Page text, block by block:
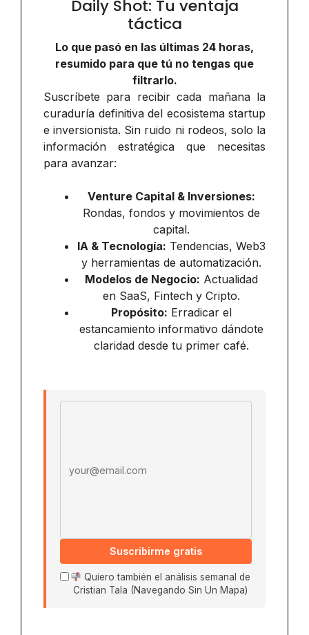
Daily Shot: Tu ventaja
táctica
Lo que pasó en las últimas 24 horas,
resumido para que tú no tengas que
filtrarlo.
Suscríbete para recibir cada mañana la
curaduría definitiva del ecosistema startup
e inversionista. Sin ruido ni rodeos, solo la
información estratégica que necesitas
para avanzar:
Venture Capital & Inversiones:
Rondas, fondos y movimientos de
capital.
IA & Tecnología: Tendencias, Web3
y herramientas de automatización.
Modelos de Negocio: Actualidad
en SaaS, Fintech y Cripto.
Propósito: Erradicar el
estancamiento informativo dándote
claridad desde tu primer café.
Suscribirme gratis
Quiero también el análisis semanal de
Cristian Tala (Navegando Sin Un Mapa)